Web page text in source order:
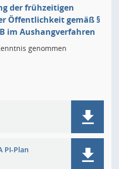
der frühzeitigen
Öffentlichkeit gemäß §
im Aushangverfahren
genommen
PI-Plan